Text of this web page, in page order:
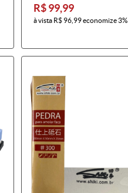
R$ 99,99
à vista R$ 96,99economize3%